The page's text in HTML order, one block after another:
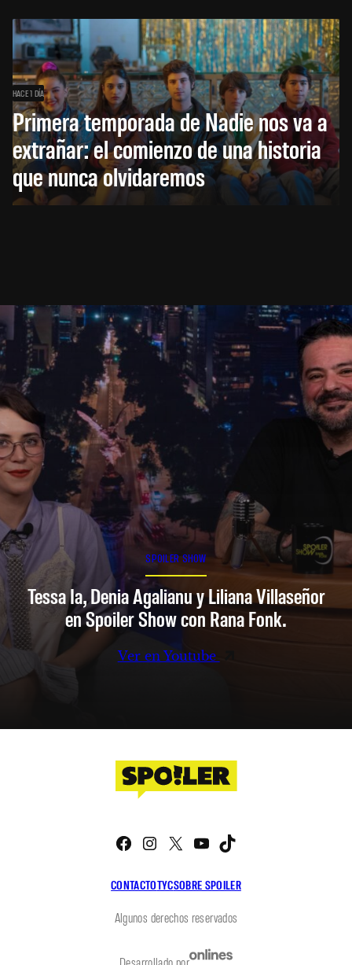
HACE 1 DÍA
Primera temporada de Nadie nos va a
extrañar: el comienzo de una historia
que nunca olvidaremos
SPOILER SHOW
Tessa Ia, Denia Agalianu y Liliana Villaseñor
en Spoiler Show con Rana Fonk.
Ver en Youtube
CONTACTOTYCSOBRE SPOILER
Facebook
Instagram
X YouTube
Algunos derechos reservados